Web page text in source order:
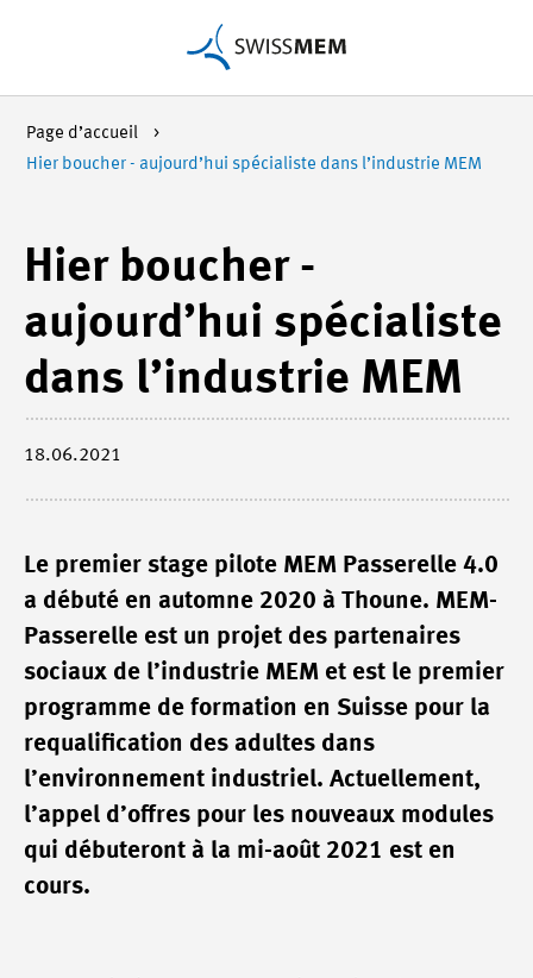
Page d’accueil
Hier boucher - aujourd’hui spécialiste dans l’industrie MEM
Hier boucher -
aujourd’hui spécialiste
dans l’industrie MEM
18.06.2021
Le premier stage pilote MEM Passerelle 4.0
a débuté en automne 2020 à Thoune. MEM-
Passerelle est un projet des partenaires
sociaux de l’industrie MEM et est le premier
programme de formation en Suisse pour la
requalification des adultes dans
l’environnement industriel. Actuellement,
l’appel d’offres pour les nouveaux modules
qui débuteront à la mi-août 2021 est en
cours.